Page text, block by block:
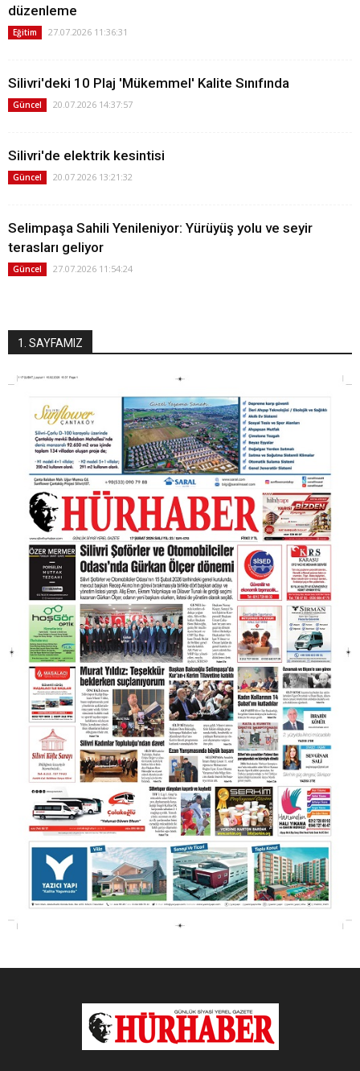
düzenleme
Eğitim 27.07.2026 11:36:31
Silivri'deki 10 Plaj 'Mükemmel' Kalite Sınıfında
Güncel 20.07.2026 14:37:57
Silivri'de elektrik kesintisi
Güncel 20.07.2026 13:21:32
Selimpaşa Sahili Yenileniyor: Yürüyüş yolu ve seyir
terasları geliyor
Güncel 27.07.2026 11:54:24
1. SAYFAMIZ